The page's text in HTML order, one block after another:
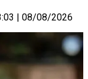
| 08/08/2026